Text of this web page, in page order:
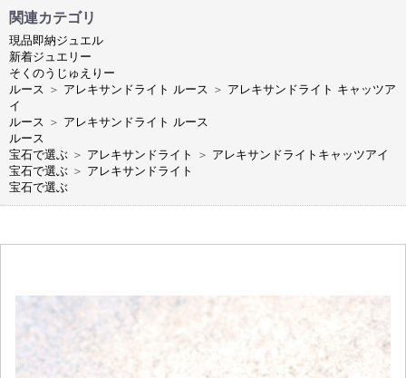
関連カテゴリ
現品即納ジュエル
新着ジュエリー
そくのうじゅえりー
ルース ＞ アレキサンドライト ルース ＞ アレキサンドライト キャッツア
イ
ルース ＞ アレキサンドライト ルース
ルース
宝石で選ぶ ＞ アレキサンドライト ＞ アレキサンドライトキャッツアイ
宝石で選ぶ ＞ アレキサンドライト
宝石で選ぶ